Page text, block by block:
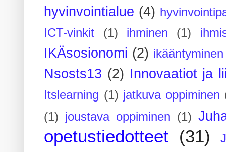
hyvinvointialue (4)
ICT-vinkit
(1) ihminen (1)
IKÄsosionomi (2) ikääntyminen
Nsosts13 (2) Innovaatiot ja
Itslearning (1) jatkuva oppiminen
(1) joustava oppiminen (1)
opetustiedotteet (31)